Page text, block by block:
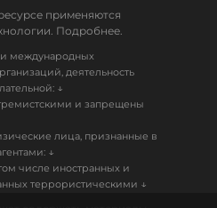
применяются
Подробнее.
международных
деятельность
↓
и запрещены
лица, признанные в
↓
числе иностранных и
террористическими ↓